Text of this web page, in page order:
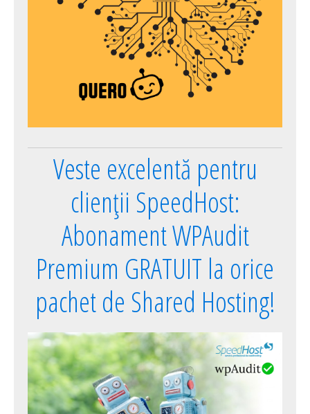
Veste excelentă pentru
clienții SpeedHost:
Abonament WPAudit
Premium GRATUIT la orice
pachet de Shared Hosting!